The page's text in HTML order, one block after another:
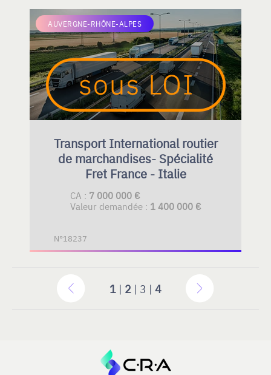
AUVERGNE-RHÔNE-ALPES
Transport International routier
de marchandises- Spécialité
Fret France - Italie
CA : 7 000 000 €
Valeur demandée : 1 400 000 €
N°18237
1 | 2 | 3 | 4